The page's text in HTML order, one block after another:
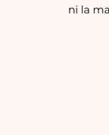
ni la